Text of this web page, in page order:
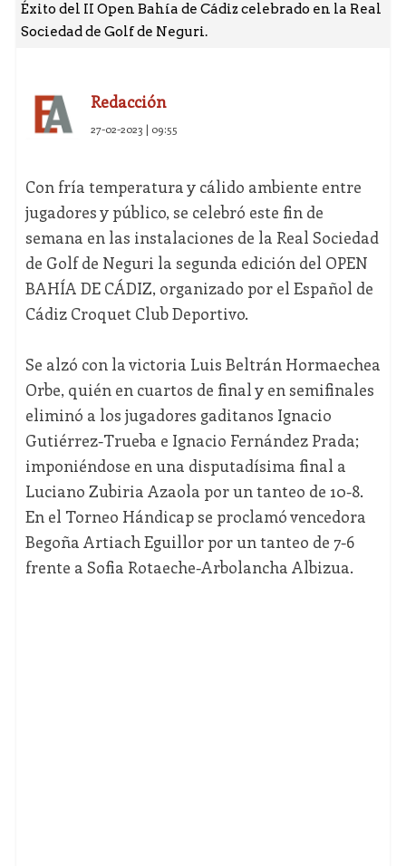
Éxito del II Open Bahía de Cádiz celebrado en la Real
Sociedad de Golf de Neguri.
Redacción
27-02-2023 | 09:55
Con fría temperatura y cálido ambiente entre
jugadores y público, se celebró este fin de
semana en las instalaciones de la Real Sociedad
de Golf de Neguri la segunda edición del OPEN
BAHÍA DE CÁDIZ, organizado por el Español de
Cádiz Croquet Club Deportivo.
Se alzó con la victoria Luis Beltrán Hormaechea
Orbe, quién en cuartos de final y en semifinales
eliminó a los jugadores gaditanos Ignacio
Gutiérrez-Trueba e Ignacio Fernández Prada;
imponiéndose en una disputadísima final a
Luciano Zubiria Azaola por un tanteo de 10-8.
En el Torneo Hándicap se proclamó vencedora
Begoña Artiach Eguillor por un tanteo de 7-6
frente a Sofia Rotaeche-Arbolancha Albizua.